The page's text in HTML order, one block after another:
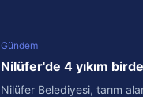
Gündem
Nilüfer'de 4 yıkım
Nilüfer Belediyesi, tarım